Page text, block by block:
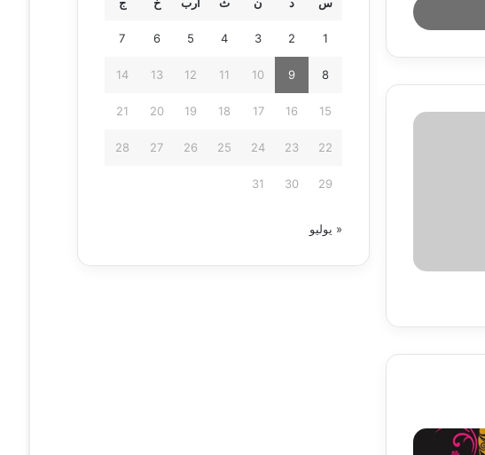
1
2
3
4
5
6
7
8
9
10
11
12
13
14
15
16
17
18
19
20
21
22
23
24
25
26
27
28
29
30
31
« يوليو